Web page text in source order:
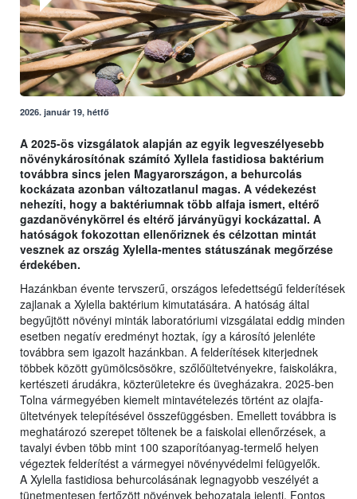
2026. január 19, hétfő
A 2025-ös vizsgálatok alapján az egyik legveszélyesebb
növénykárosítónak számító Xyllela fastidiosa baktérium
továbbra sincs jelen Magyarországon, a behurcolás
kockázata azonban változatlanul magas. A védekezést
nehezíti, hogy a baktériumnak több alfaja ismert, eltérő
gazdanövénykörrel és eltérő járványügyi kockázattal. A
hatóságok fokozottan ellenőriznek és célzottan mintát
vesznek az ország Xylella-mentes státuszának megőrzése
érdekében.
Hazánkban évente tervszerű, országos lefedettségű felderítések
zajlanak a Xylella baktérium kimutatására. A hatóság által
begyűjtött növényi minták laboratóriumi vizsgálatai eddig minden
esetben negatív eredményt hoztak, így a károsító jelenléte
továbbra sem igazolt hazánkban. A felderítések kiterjednek
többek között gyümölcsösökre, szőlőültetvényekre, faiskolákra,
kertészeti árudákra, közterületekre és üvegházakra. 2025-ben
Tolna vármegyében kiemelt mintavételezés történt az olajfa-
ültetvények telepítésével összefüggésben. Emellett továbbra is
meghatározó szerepet töltenek be a faiskolai ellenőrzések, a
tavalyi évben több mint 100 szaporítóanyag-termelő helyen
végeztek felderítést a vármegyei növényvédelmi felügyelők.
A Xylella fastidiosa behurcolásának legnagyobb veszélyét a
tünetmentesen fertőzött növények behozatala jelenti. Fontos